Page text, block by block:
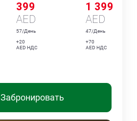
399
AED
57/День
+20
AED НДС
1 399
AED
47/День
+70
AED НДС
Забронировать